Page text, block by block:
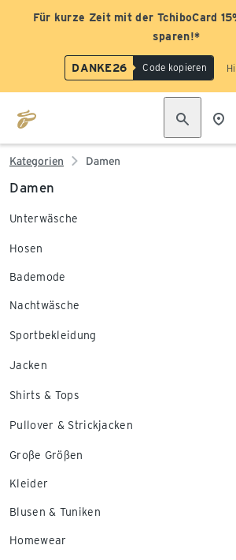
Für kurze Zeit mit der TchiboCard
sparen!*
DANKE26 Code kopieren
Kategorien Damen
Damen
Unterwäsche
Hosen
Bademode
Nachtwäsche
Sportbekleidung
Jacken
Shirts & Tops
Pullover & Strickjacken
Große Größen
Kleider
Blusen & Tuniken
Homewear